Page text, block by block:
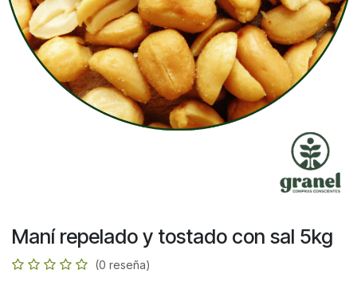
Maní repelado y tostado con sal 5kg
(0 reseña)